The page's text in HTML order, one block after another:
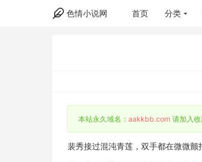
色情小说网 首页 分类
本站永久域名： aakkbb.com 请加入
裴秀接过混沌青莲，双手都在微微